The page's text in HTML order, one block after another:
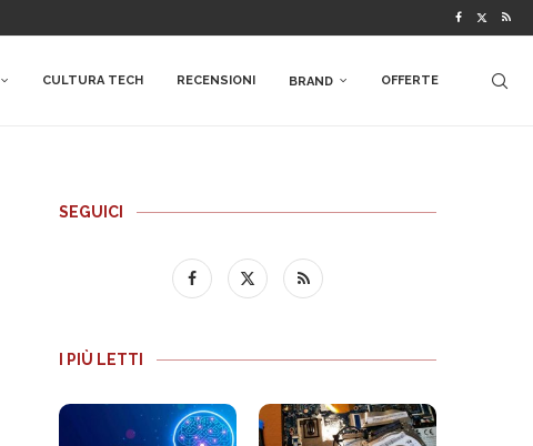
CULTURA TECH RECENSIONI BRAND OFFERTE
SEGUICI
I PIÙ LETTI